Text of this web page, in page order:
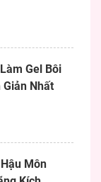
Gel Bôi
Nhất
Môn